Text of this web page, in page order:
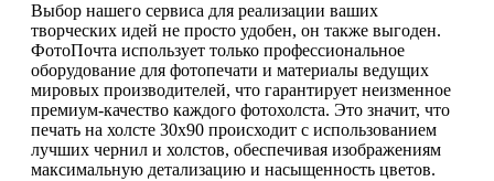
Выбор нашего сервиса для реализации ваших
творческих идей не просто удобен, он также выгоден.
ФотоПочта использует только профессиональное
оборудование для фотопечати и материалы ведущих
мировых производителей, что гарантирует неизменное
премиум-качество каждого фотохолста. Это значит, что
печать на холсте 30х90 происходит с использованием
лучших чернил и холстов, обеспечивая изображениям
максимальную детализацию и насыщенность цветов.